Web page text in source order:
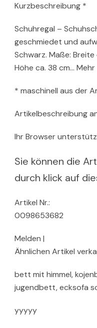
Kurzbeschreibung *
Schuhregal –
geschmiedet und
Schwarz. Maße:
Höhe ca. 38 cm… Mehr
* maschinell aus der
Artikelbeschreibung
Ihr Browser
Sie können die
durch klick auf
Artikel Nr.:
0098653682
Melden |
Ähnlichen Artikel
bett mit himmel,
jugendbett, ecksofa
yyyyy